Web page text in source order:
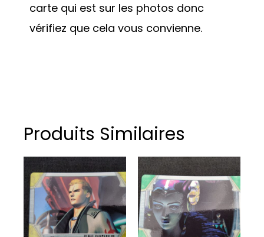
carte qui est sur les photos donc
vérifiez que cela vous convienne.
Produits Similaires